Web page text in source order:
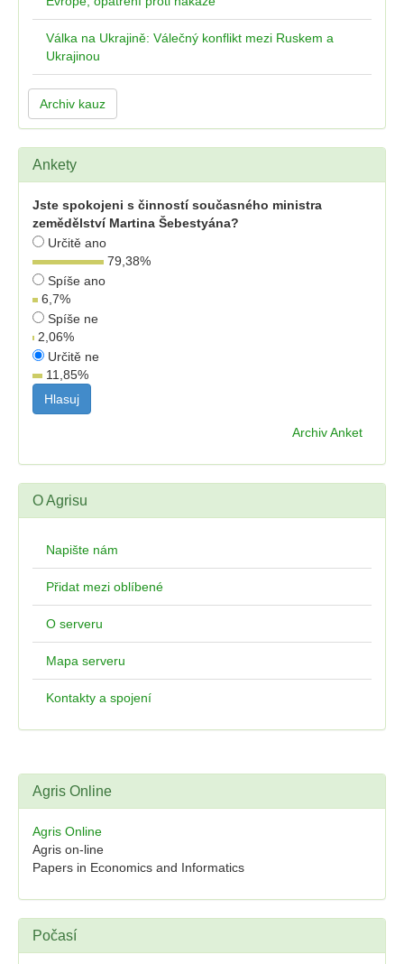
Válka na Ukrajině: Válečný konflikt mezi Ruskem a
Ukrajinou
Archiv kauz
Ankety
Jste spokojeni s činností současného ministra
zemědělství Martina Šebestyána?
Určitě ano
79,38%
Spíše ano
6,7%
Spíše ne
2,06%
Určitě ne
11,85%
Archiv Anket
O Agrisu
Napište nám
Přidat mezi oblíbené
O serveru
Mapa serveru
Kontakty a spojení
Agris Online
Agris Online
Agris on-line
Papers in Economics and Informatics
Počasí